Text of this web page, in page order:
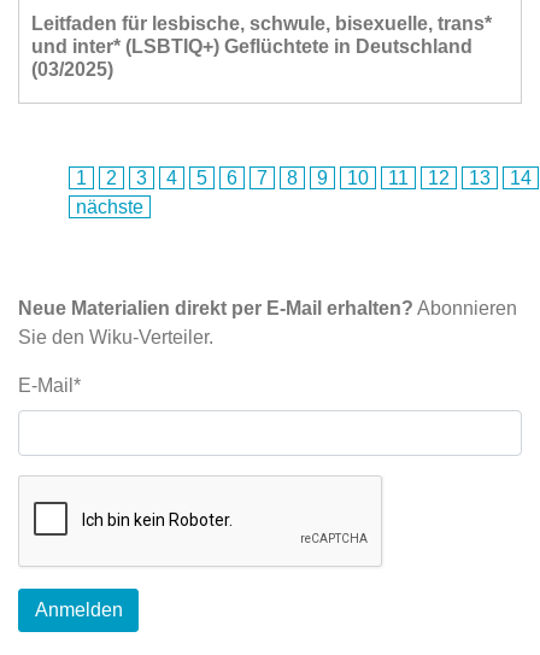
Leitfaden für lesbische, schwule, bisexuelle, trans*
und inter* (LSBTIQ+) Geflüchtete in Deutschland
(03/2025)
1 2 3 4 5 6 7 8 9 10 11 12 13
14
nächste
Neue Materialien direkt per E-Mail erhalten? Abonnieren
Sie den Wiku-Verteiler.
E-Mail*